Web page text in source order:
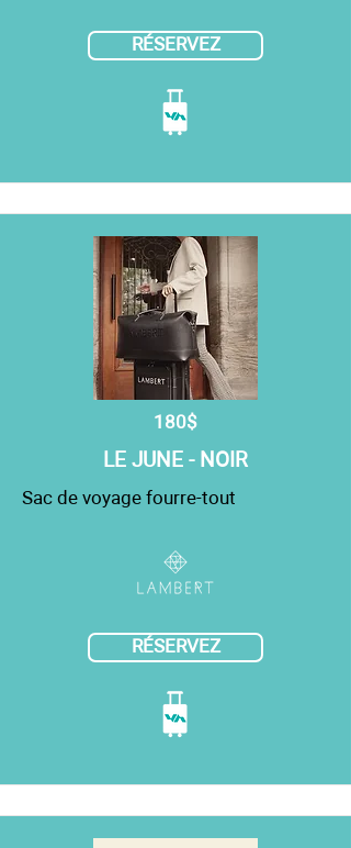
RÉSERVEZ
180$
LE JUNE - NOIR
Sac de voyage fourre-tout
RÉSERVEZ